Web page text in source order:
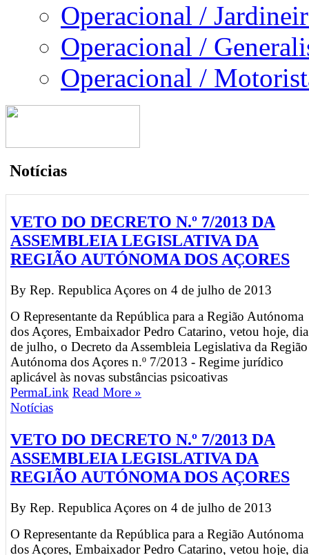
Operacional /
Operacional /
Operacional /
Notícias
VETO DO DECRETO N.º 7/2013 DA
ASSEMBLEIA LEGISLATIVA DA
REGIÃO AUTÓNOMA DOS AÇORES
By Rep. Republica Açores on 4 de julho de 2013
O Representante da República para a Região Autónoma
dos Açores, Embaixador Pedro Catarino, vetou hoje,
de julho, o Decreto da Assembleia Legislativa da Região
Autónoma dos Açores n.º 7/2013 - Regime jurídico
aplicável às novas substâncias psicoativas
PermaLink Read More »
Notícias
VETO DO DECRETO N.º 7/2013 DA
ASSEMBLEIA LEGISLATIVA DA
REGIÃO AUTÓNOMA DOS AÇORES
By Rep. Republica Açores on 4 de julho de 2013
O Representante da República para a Região Autónoma
dos Açores, Embaixador Pedro Catarino, vetou hoje,